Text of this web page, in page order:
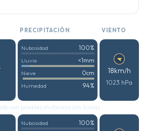
PRECIPITACIÓN VIENTO
Nubosidad 100%
Lluvia <1mm
Nieve 0cm
Humedad 94%
18km/h
1023 hPa
con posibles chubascos con lluvias
Nubosidad 100%